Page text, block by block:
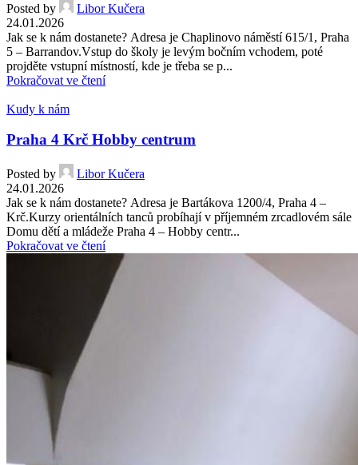
Posted by
Libor Kučera
24.01.2026
Jak se k nám dostanete? Adresa je Chaplinovo náměstí 615/1, Praha
5 – Barrandov.Vstup do školy je levým bočním vchodem, poté
projděte vstupní místností, kde je třeba se p...
Pokračovat ve čtení
Kudy k nám
Praha 4 Krč Hobby centrum
Posted by
Libor Kučera
24.01.2026
Jak se k nám dostanete? Adresa je Bartákova 1200/4, Praha 4 –
Krč.Kurzy orientálních tanců probíhají v příjemném zrcadlovém sále
Domu dětí a mládeže Praha 4 – Hobby centr...
Pokračovat ve čtení